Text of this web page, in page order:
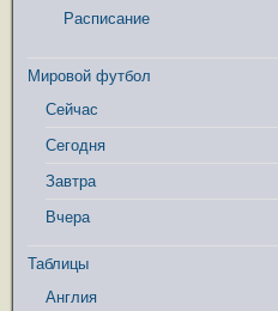
Расписание
Мировой футбол
Сейчас
Сегодня
Завтра
Вчера
Таблицы
Англия